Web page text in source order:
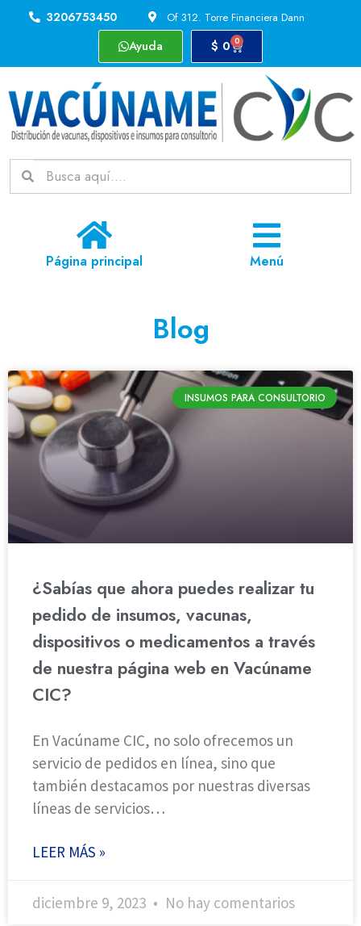
3206753450 Of 312. Torre Financiera Dann
Ayuda $ 0 0
Página principal Menú
Blog
INSUMOS PARA CONSULTORIO
¿Sabías que ahora puedes realizar tu
pedido de insumos, vacunas,
dispositivos o medicamentos a través
de nuestra página web en Vacúname
CIC?
En Vacúname CIC, no solo ofrecemos un
servicio de pedidos en línea, sino que
también destacamos por nuestras diversas
líneas de servicios…
LEER MÁS »
diciembre 9, 2023 No hay comentarios